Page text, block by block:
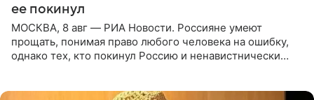
ее покинул
МОСКВА, 8 авг — РИА Новости. Россияне умеют
прощать, понимая право любого человека на ошибку,
однако тех, кто покинул Россию и ненавистнически